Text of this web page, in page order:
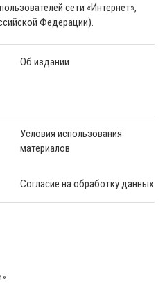
сети «Интернет»,
Федерации).
Об издании
Условия использования
материалов
Согласие на обработку данных